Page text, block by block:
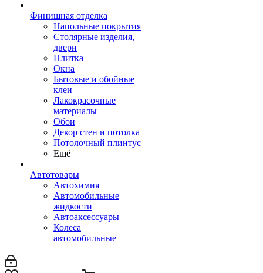
Финишная отделка
Напольные покрытия
Столярные изделия,
двери
Плитка
Окна
Бытовые и обойные
клеи
Лакокрасочные
материалы
Обои
Декор стен и потолка
Потолочный плинтус
Ещё
Автотовары
Автохимия
Автомобильные
жидкости
Автоаксессуары
Колеса
автомобильные